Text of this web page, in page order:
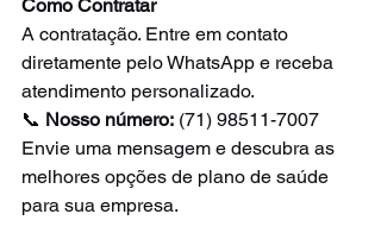
Como Contratar
A contratação. Entre em contato
diretamente pelo WhatsApp e receba
atendimento personalizado.
📞 Nosso número: (71) 98511-7007
Envie uma mensagem e descubra as
melhores opções de plano de saúde
para sua empresa.